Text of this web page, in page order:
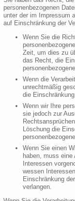
personenbezogenen
unter der im Impressum
auf Einschränkung der
Wenn Sie die
Zeit, um dies zu
das Recht, die
Wenn die
unrechtmäßig
die
Wenn wir Ihre
sie jedoch zur
Löschung die
Wenn Sie einen
haben, muss eine
Interessen
wessen
Einschränkung
verlangen.